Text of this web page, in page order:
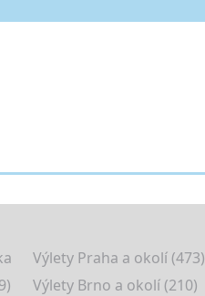
Výlety Praha a okolí (473)
Výlety Brno a okolí (210)